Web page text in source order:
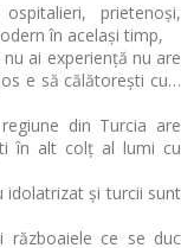
prietenoși,
în același timp,
ai experiență nu are
e să călătorești cu…
din Turcia are
în alt colț al lumi cu
idolatrizat și turcii sunt
războaiele ce se duc